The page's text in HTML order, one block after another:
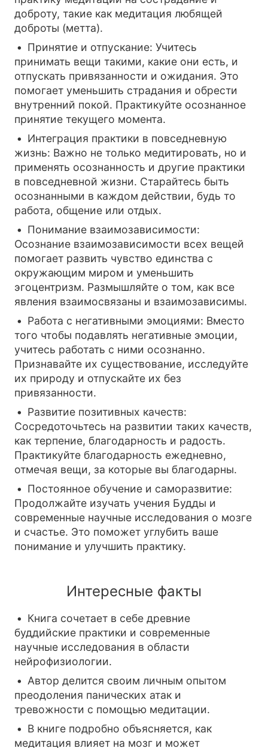
доброту, такие как медитация любящей
доброты (метта).
Принятие и отпускание: Учитесь
принимать вещи такими, какие они есть, и
отпускать привязанности и ожидания. Это
помогает уменьшить страдания и обрести
внутренний покой. Практикуйте осознанное
принятие текущего момента.
Интеграция практики в повседневную
жизнь: Важно не только медитировать, но и
применять осознанность и другие практики
в повседневной жизни. Старайтесь быть
осознанными в каждом действии, будь то
работа, общение или отдых.
Понимание взаимозависимости:
Осознание взаимозависимости всех вещей
помогает развить чувство единства с
окружающим миром и уменьшить
эгоцентризм. Размышляйте о том, как все
явления взаимосвязаны и взаимозависимы.
Работа с негативными эмоциями: Вместо
того чтобы подавлять негативные эмоции,
учитесь работать с ними осознанно.
Признавайте их существование, исследуйте
их природу и отпускайте их без
привязанности.
Развитие позитивных качеств:
Сосредоточьтесь на развитии таких качеств,
как терпение, благодарность и радость.
Практикуйте благодарность ежедневно,
отмечая вещи, за которые вы благодарны.
Постоянное обучение и саморазвитие:
Продолжайте изучать учения Будды и
современные научные исследования о мозге
и счастье. Это поможет углубить ваше
понимание и улучшить практику.
Интересные факты
Книга сочетает в себе древние
буддийские практики и современные
научные исследования в области
нейрофизиологии.
Автор делится своим личным опытом
преодоления панических атак и
тревожности с помощью медитации.
В книге подробно объясняется, как
медитация влияет на мозг и может